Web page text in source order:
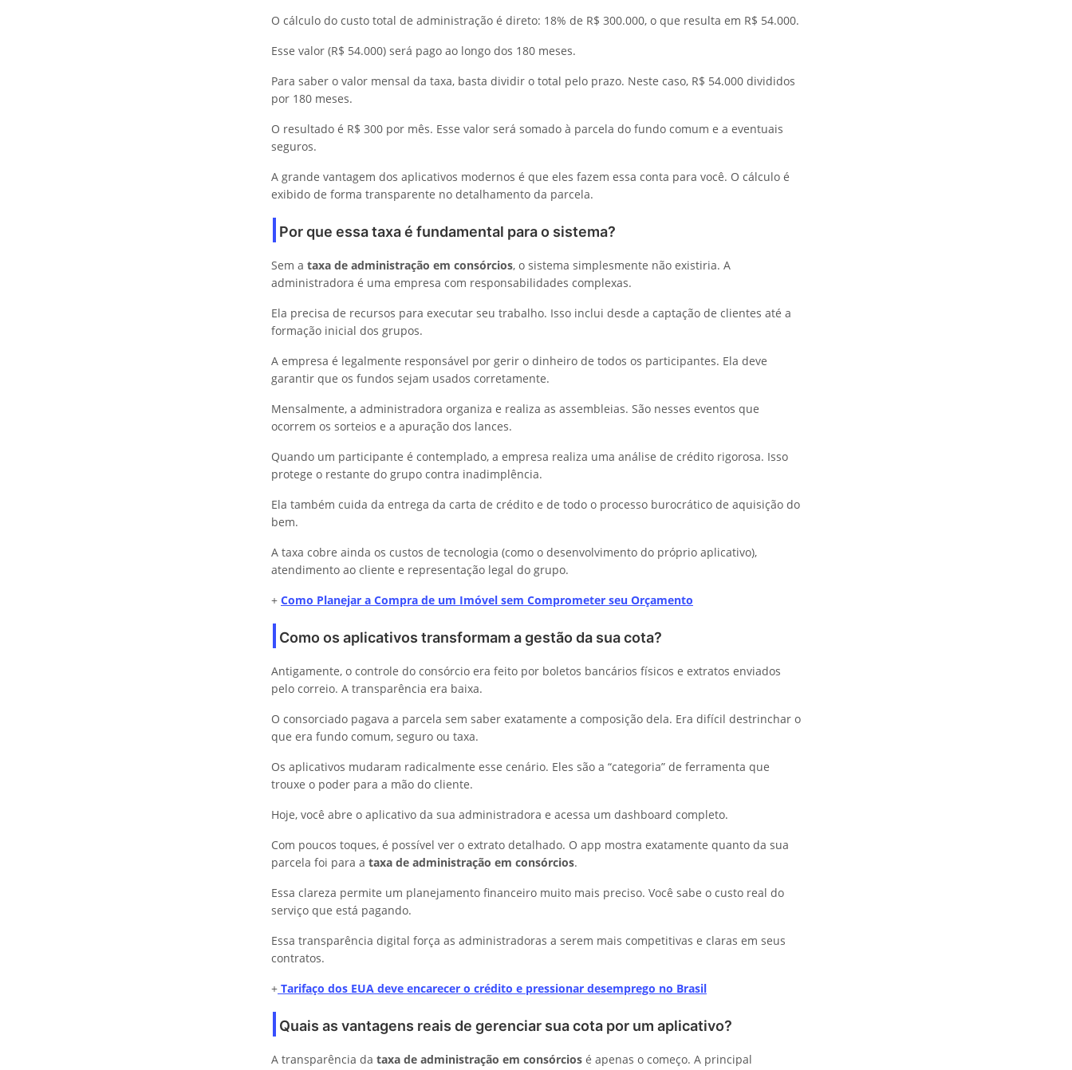
O cálculo do custo total de administração é direto: 18% de R$ 300.000, o que resulta em R$ 54.000.
Esse valor (R$ 54.000) será pago ao longo dos 180 meses.
Para saber o valor mensal da taxa, basta dividir o total pelo prazo. Neste caso, R$ 54.000 divididos
por 180 meses.
O resultado é R$ 300 por mês. Esse valor será somado à parcela do fundo comum e a eventuais
seguros.
A grande vantagem dos aplicativos modernos é que eles fazem essa conta para você. O cálculo é
exibido de forma transparente no detalhamento da parcela.
Por que essa taxa é fundamental para o sistema?
Sem a taxa de administração em consórcios, o sistema simplesmente não existiria. A
administradora é uma empresa com responsabilidades complexas.
Ela precisa de recursos para executar seu trabalho. Isso inclui desde a captação de clientes até a
formação inicial dos grupos.
A empresa é legalmente responsável por gerir o dinheiro de todos os participantes. Ela deve
garantir que os fundos sejam usados corretamente.
Mensalmente, a administradora organiza e realiza as assembleias. São nesses eventos que
ocorrem os sorteios e a apuração dos lances.
Quando um participante é contemplado, a empresa realiza uma análise de crédito rigorosa. Isso
protege o restante do grupo contra inadimplência.
Ela também cuida da entrega da carta de crédito e de todo o processo burocrático de aquisição do
bem.
A taxa cobre ainda os custos de tecnologia (como o desenvolvimento do próprio aplicativo),
atendimento ao cliente e representação legal do grupo.
+ Como Planejar a Compra de um Imóvel sem Comprometer seu Orçamento
Como os aplicativos transformam a gestão da sua cota?
Antigamente, o controle do consórcio era feito por boletos bancários físicos e extratos enviados
pelo correio. A transparência era baixa.
O consorciado pagava a parcela sem saber exatamente a composição dela. Era difícil destrinchar o
que era fundo comum, seguro ou taxa.
Os aplicativos mudaram radicalmente esse cenário. Eles são a “categoria” de ferramenta que
trouxe o poder para a mão do cliente.
Hoje, você abre o aplicativo da sua administradora e acessa um dashboard completo.
Com poucos toques, é possível ver o extrato detalhado. O app mostra exatamente quanto da sua
parcela foi para a taxa de administração em consórcios.
Essa clareza permite um planejamento financeiro muito mais preciso. Você sabe o custo real do
serviço que está pagando.
Essa transparência digital força as administradoras a serem mais competitivas e claras em seus
contratos.
+ Tarifaço dos EUA deve encarecer o crédito e pressionar desemprego no Brasil
Quais as vantagens reais de gerenciar sua cota por um aplicativo?
A transparência da taxa de administração em consórcios é apenas o começo. A principal